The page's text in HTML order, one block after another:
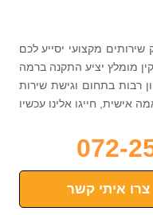
מקצועי יסייע לכם
מומלץ יציע התקנה ברמה
רבות בתחום וגישת שירות
חייגו אלינו עכשיו
צרו איתי קשר